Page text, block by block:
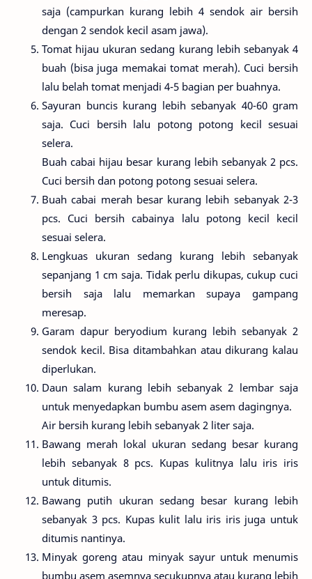
saja (campurkan kurang lebih 4 sendok air bersih
dengan 2 sendok kecil asam jawa).
Tomat hijau ukuran sedang kurang lebih sebanyak 4
buah (bisa juga memakai tomat merah). Cuci bersih
lalu belah tomat menjadi 4-5 bagian per buahnya.
Sayuran buncis kurang lebih sebanyak 40-60 gram
saja. Cuci bersih lalu potong potong kecil sesuai
selera.
Buah cabai hijau besar kurang lebih sebanyak 2 pcs.
Cuci bersih dan potong potong sesuai selera.
Buah cabai merah besar kurang lebih sebanyak 2-3
pcs. Cuci bersih cabainya lalu potong kecil kecil
sesuai selera.
Lengkuas ukuran sedang kurang lebih sebanyak
sepanjang 1 cm saja. Tidak perlu dikupas, cukup cuci
bersih saja lalu memarkan supaya gampang
meresap.
Garam dapur beryodium kurang lebih sebanyak 2
sendok kecil. Bisa ditambahkan atau dikurang kalau
diperlukan.
Daun salam kurang lebih sebanyak 2 lembar saja
untuk menyedapkan bumbu asem asem dagingnya.
Air bersih kurang lebih sebanyak 2 liter saja.
Bawang merah lokal ukuran sedang besar kurang
lebih sebanyak 8 pcs. Kupas kulitnya lalu iris iris
untuk ditumis.
Bawang putih ukuran sedang besar kurang lebih
sebanyak 3 pcs. Kupas kulit lalu iris iris juga untuk
ditumis nantinya.
Minyak goreng atau minyak sayur untuk menumis
bumbu asem asemnya secukupnya atau kurang lebih